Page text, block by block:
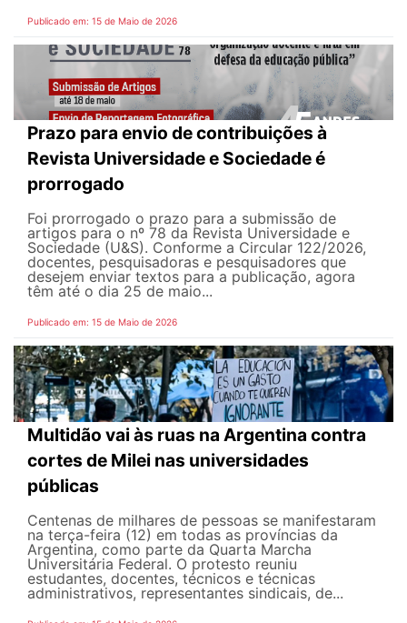
Publicado em: 15 de Maio de 2026
Prazo para envio de contribuições à
Revista Universidade e Sociedade é
prorrogado
Foi prorrogado o prazo para a submissão de
artigos para o nº 78 da Revista Universidade e
Sociedade (U&S). Conforme a Circular 122/2026,
docentes, pesquisadoras e pesquisadores que
desejem enviar textos para a publicação, agora
têm até o dia 25 de maio...
Publicado em: 15 de Maio de 2026
Multidão vai às ruas na Argentina contra
cortes de Milei nas universidades
públicas
Centenas de milhares de pessoas se manifestaram
na terça-feira (12) em todas as províncias da
Argentina, como parte da Quarta Marcha
Universitária Federal. O protesto reuniu
estudantes, docentes, técnicos e técnicas
administrativos, representantes sindicais, de...